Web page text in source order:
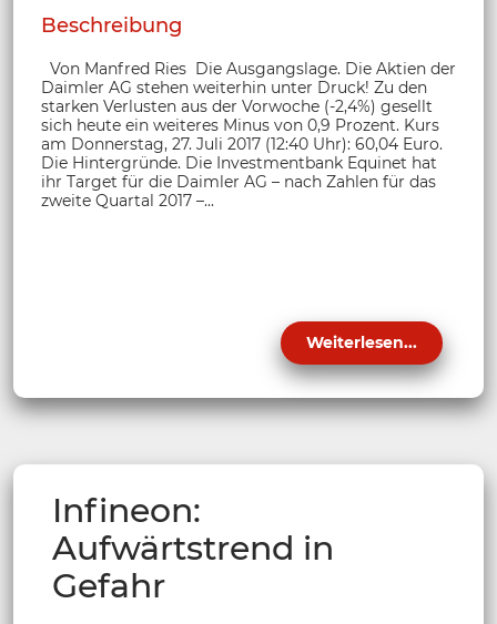
Beschreibung
Von Manfred Ries Die Ausgangslage. Die Aktien der
Daimler AG stehen weiterhin unter Druck! Zu den
starken Verlusten aus der Vorwoche (-2,4%) gesellt
sich heute ein weiteres Minus von 0,9 Prozent. Kurs
am Donnerstag, 27. Juli 2017 (12:40 Uhr): 60,04 Euro.
Die Hintergründe. Die Investmentbank Equinet hat
ihr Target für die Daimler AG – nach Zahlen für das
zweite Quartal 2017 –...
Weiterlesen...
Infineon:
Aufwärtstrend in
Gefahr